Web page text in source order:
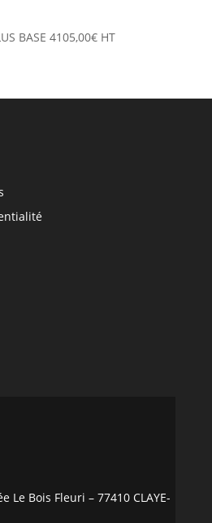
BASE 4105,00€ HT
Le Bois Fleuri – 77410 CLAYE-